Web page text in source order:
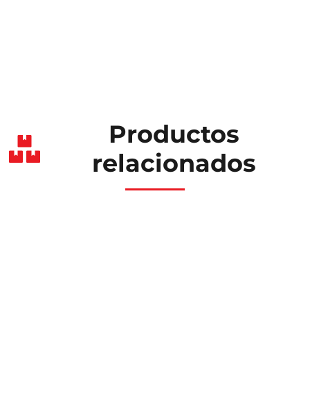
Productos
relacionados